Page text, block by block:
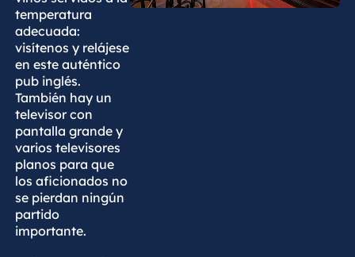
temperatura
adecuada:
visítenos y relájese
en este auténtico
pub inglés.
También hay un
televisor con
pantalla grande y
varios televisores
planos para que
los aficionados no
se pierdan ningún
partido
importante.